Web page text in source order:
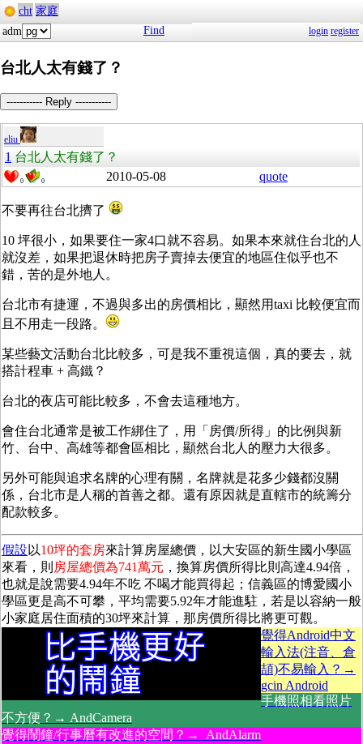
cht 家庭
adm
Find login register
台北人太有錢了？
----------- Reply -----------
eliu
1 台北人太有錢了？
0 0 2010-05-08 quote
不要再往台北擠了
10 坪很小，如果要住一家4口就不容易。如果本來就住台北的人
就沒差，如果把退休時把房子賣掉去便宜的地區住似乎也不
錯，苦的是外地人。
台北市有捷運，不過與多出的房價相比，顯然用taxi 比較便宜而
且不用走一段路。
某些藝文活動台北比較多，可是我不重視這個，真的要去，就
搭計程車 + 高鐵？
台北的夜店可能比較多，不會去這種地方。
會住台北通常是被工作綁住了，用「房價/所得」的比例與新
竹、台中、高雄等都會區相比，顯然台北人的壓力大很多。
另外可能與追求名牌的心理有關，名牌就是花多少錢都沒關
係，台北市是人稱的首善之都。還有原因就是直轄市的統籌分
配款較多。
假設以10坪的套房來計算房屋總價，以大安區的新生國小學區
來看，則 房屋總價為741萬元 ，換算房價所得比則高達4.94倍，
也就是說需要4.94年不吃 不喝才能買得起；信義區的博愛國小
學區更是高不可攀，平均需要5.92年才能進駐，若是以容納一般
小家庭居住面積的30坪來計算，那房價所得比將更可觀。
覺得Android中文
輸入法(注音、倉
頡)不易輸入？→
gcin Android
手機照相看照片
不方便？→ AndCamera
覺得鬧鐘/行事曆有改進的空間？→ AndAlarm